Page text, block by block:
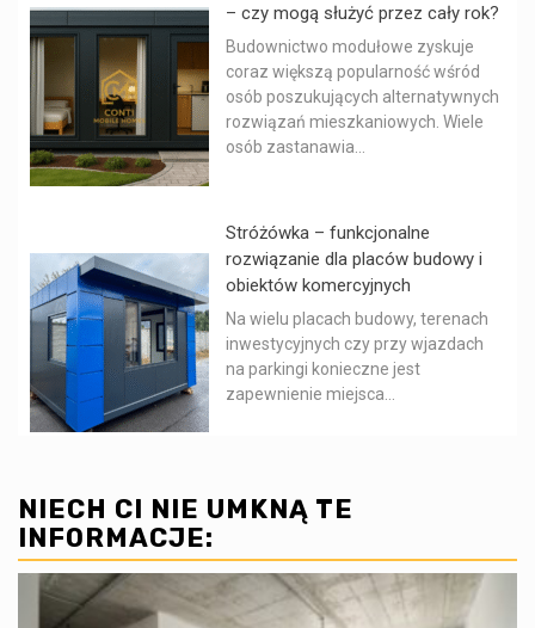
– czy mogą służyć przez cały rok?
Budownictwo modułowe zyskuje
coraz większą popularność wśród
osób poszukujących alternatywnych
rozwiązań mieszkaniowych. Wiele
osób zastanawia...
Stróżówka – funkcjonalne
rozwiązanie dla placów budowy i
obiektów komercyjnych
Na wielu placach budowy, terenach
inwestycyjnych czy przy wjazdach
na parkingi konieczne jest
zapewnienie miejsca...
NIECH CI NIE UMKNĄ TE
INFORMACJE: